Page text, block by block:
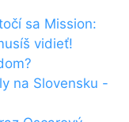
sa Mission:
vidieť!
na Slovensku -